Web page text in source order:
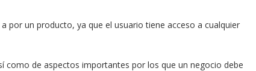
por un producto, ya que el usuario tiene acceso a cualquier
como de aspectos importantes por los que un negocio debe